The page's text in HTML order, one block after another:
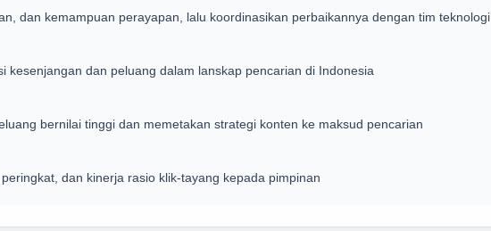
dan kemampuan perayapan, lalu koordinasikan perbaikannya dengan tim teknologi
kesenjangan dan peluang dalam lanskap pencarian di Indonesia
bernilai tinggi dan memetakan strategi konten ke maksud pencarian
dan kinerja rasio klik-tayang kepada pimpinan